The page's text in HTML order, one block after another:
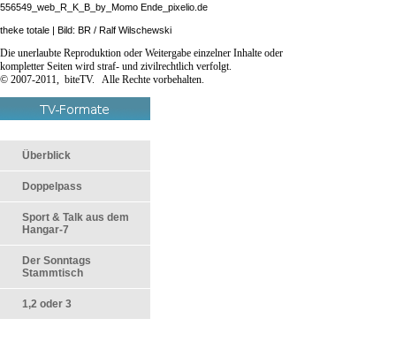
556549_web_R_K_B_by_Momo Ende_pixelio.de
theke totale | Bild: BR / Ralf Wilschewski
Die unerlaubte Reproduktion oder Weitergabe einzelner Inhalte oder
kompletter Seiten wird straf- und zivilrechtlich verfolgt.
© 2007-2011, biteTV. Alle Rechte vorbehalten.
Überblick
Doppelpass
Sport & Talk aus dem
Hangar-7
Der Sonntags
Stammtisch
1,2 oder 3